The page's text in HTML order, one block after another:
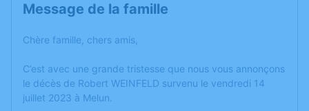
Message de la famille
Chère famille, chers amis,
C’est avec une grande tristesse que nous vous annonçons
le décès de Robert WEINFELD survenu le vendredi 14
juillet 2023 à Melun.